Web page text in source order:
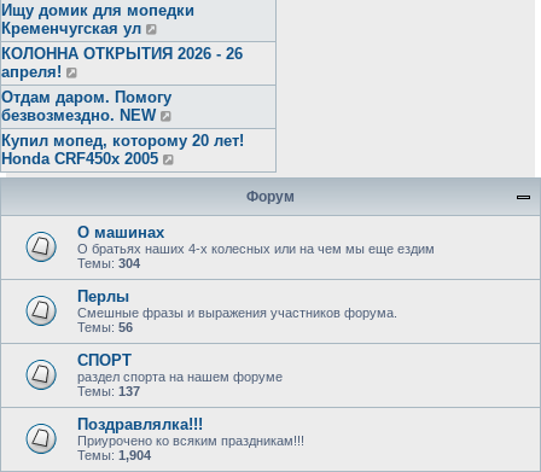
Ищу домик для мопедки
Кременчугская ул
КОЛОННА ОТКРЫТИЯ 2026 - 26
апреля!
Отдам даром. Помогу
безвозмездно. NEW
Купил мопед, которому 20 лет!
Honda CRF450x 2005
Форум
О машинах
О братьях наших 4-х колесных или на чем мы еще ездим
Темы: 304
Перлы
Смешные фразы и выражения участников форума.
Темы: 56
СПОРТ
раздел спорта на нашем форуме
Темы: 137
Поздравлялка!!!
Приурочено ко всяким праздникам!!!
Темы: 1,904